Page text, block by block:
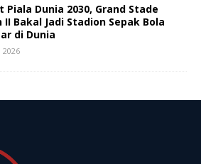
Piala Dunia 2030, Grand Stade
II Bakal Jadi Stadion Sepak Bola
di Dunia
2026